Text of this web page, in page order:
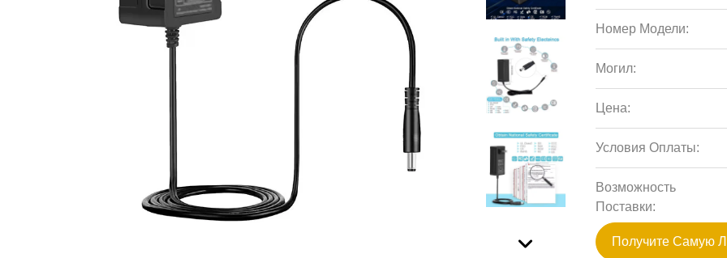
Номер Модели:
Могил:
Цена:
Условия Оплаты:
Возможность
Поставки:
Получите Самую